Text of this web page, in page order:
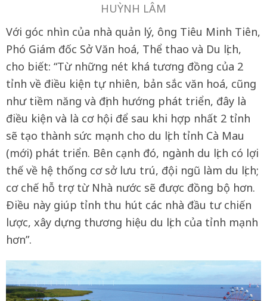
HUỲNH LÂM
Với góc nhìn của nhà quản lý, ông Tiêu Minh Tiên,
Phó Giám đốc Sở Văn hoá, Thể thao và Du lịch,
cho biết: “Từ những nét khá tương đồng của 2
tỉnh về điều kiện tự nhiên, bản sắc văn hoá, cũng
như tiềm năng và định hướng phát triển, đây là
điều kiện và là cơ hội để sau khi hợp nhất 2 tỉnh
sẽ tạo thành sức mạnh cho du lịch tỉnh Cà Mau
(mới) phát triển. Bên cạnh đó, ngành du lịch có lợi
thế về hệ thống cơ sở lưu trú, đội ngũ làm du lịch;
cơ chế hỗ trợ từ Nhà nước sẽ được đồng bộ hơn.
Ðiều này giúp tỉnh thu hút các nhà đầu tư chiến
lược, xây dựng thương hiệu du lịch của tỉnh mạnh
hơn”.